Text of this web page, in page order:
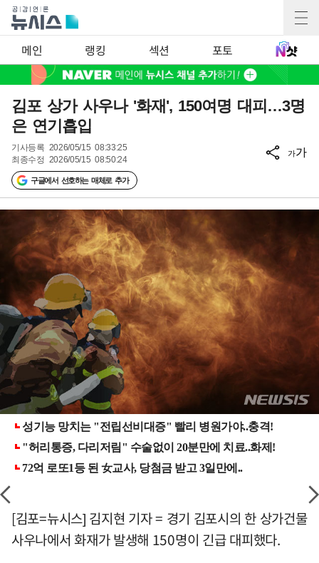
메인 랭킹 섹션 포토
김포 상가 사우나 '화재', 150여명 대피…3명
은 연기흡입
기사등록 2026/05/15 08:33:25
최종수정 2026/05/15 08:50:24
구글에서 선호하는 매체로 추가
가가
[김포=뉴시스] 김지현 기자 = 경기 김포시의 한 상가건물
사우나에서 화재가 발생해 150명이 긴급 대피했다.